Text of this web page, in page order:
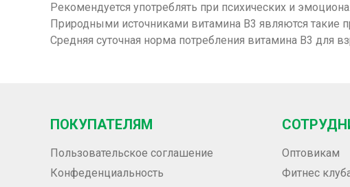
Рекомендуется употреблять при психических и
Природными источниками витамина В3 являются
Средняя суточная норма потребления витамина В3 для
ПОКУПАТЕЛЯМ
Пользовательское соглашение
Конфеденциальность
Оптовикам
Фитнес